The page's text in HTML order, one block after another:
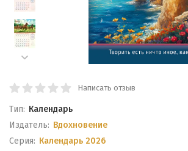
Написать отзыв
Тип: Календарь
Издатель: Вдохновение
Серия: Календарь 2026